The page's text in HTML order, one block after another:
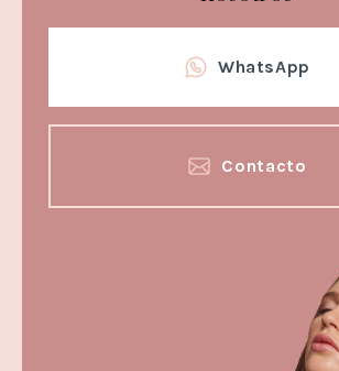
WhatsApp
Contacto